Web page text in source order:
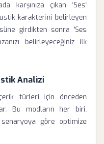
karşınıza çıkan 'Ses'
karakterini belirleyen
girdikten sonra 'Ses
belirleyeceğiniz ilk
Analizi
türleri için önceden
Bu modların her biri,
göre optimize